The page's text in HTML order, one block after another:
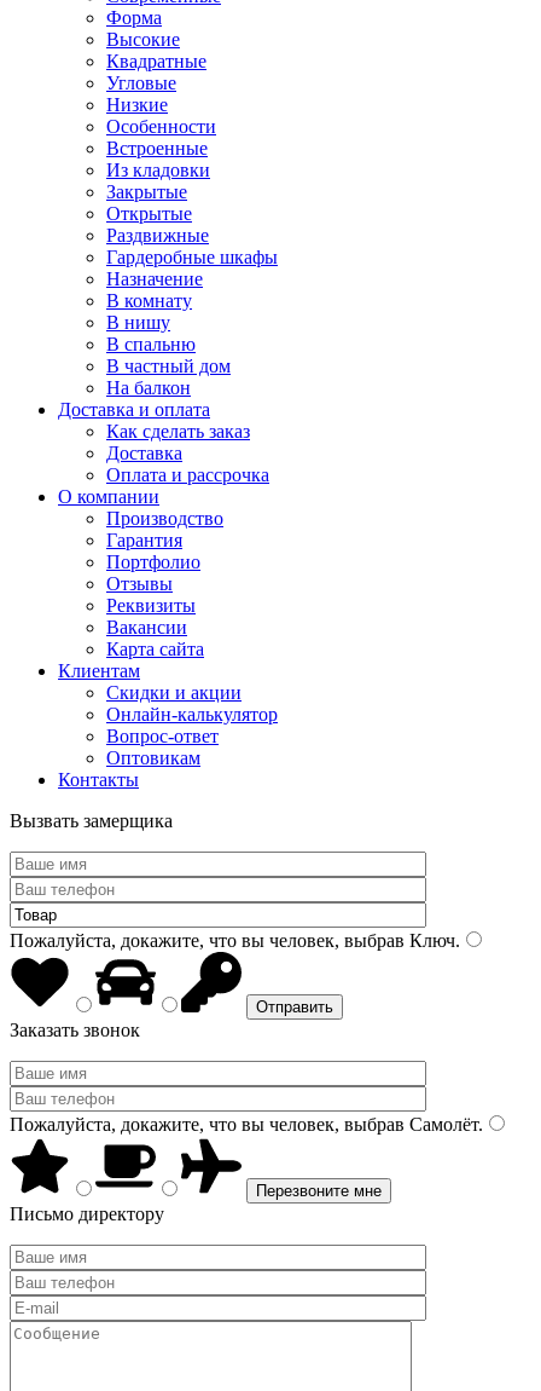
Форма
Высокие
Квадратные
Угловые
Низкие
Особенности
Встроенные
Из кладовки
Закрытые
Открытые
Раздвижные
Гардеробные шкафы
Назначение
В комнату
В нишу
В спальню
В частный дом
На балкон
Доставка и оплата
Как сделать заказ
Доставка
Оплата и рассрочка
О компании
Производство
Гарантия
Портфолио
Отзывы
Реквизиты
Вакансии
Карта сайта
Клиентам
Скидки и акции
Онлайн-калькулятор
Вопрос-ответ
Оптовикам
Контакты
Вызвать замерщика
Пожалуйста, докажите, что вы человек, выбрав Ключ.
Заказать звонок
Пожалуйста, докажите, что вы человек, выбрав Самолёт.
Письмо директору